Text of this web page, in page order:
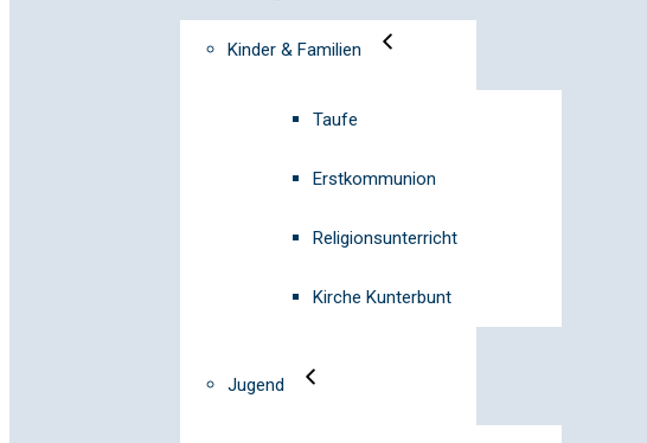
Kinder & Familien
Taufe
Erstkommunion
Religionsunterricht
Kirche Kunterbunt
Jugend